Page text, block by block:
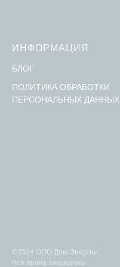
ИНФОРМАЦИЯ
БЛОГ
ПОЛИТИКА ОБРАБОТКИ
ПЕРСОНАЛЬНЫХ ДАННЫХ
©2024 ООО Дом Энергии
Все права защищены